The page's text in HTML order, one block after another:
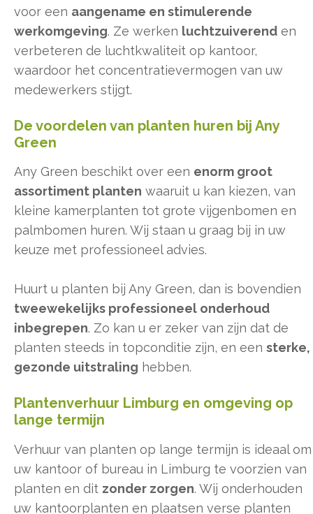
voor een aangename en stimulerende
werkomgeving. Ze werken luchtzuiverend en
verbeteren de luchtkwaliteit op kantoor,
waardoor het concentratievermogen van uw
medewerkers stijgt.
De voordelen van planten huren bij Any
Green
Any Green beschikt over een enorm groot
assortiment planten waaruit u kan kiezen, van
kleine kamerplanten tot grote vijgenbomen en
palmbomen huren. Wij staan u graag bij in uw
keuze met professioneel advies.
Huurt u planten bij Any Green, dan is bovendien
tweewekelijks professioneel onderhoud
inbegrepen. Zo kan u er zeker van zijn dat de
planten steeds in topconditie zijn, en een sterke,
gezonde uitstraling hebben.
Plantenverhuur Limburg en omgeving op
lange termijn
Verhuur van planten op lange termijn is ideaal om
uw kantoor of bureau in Limburg te voorzien van
planten en dit zonder zorgen. Wij onderhouden
uw kantoorplanten en plaatsen verse planten